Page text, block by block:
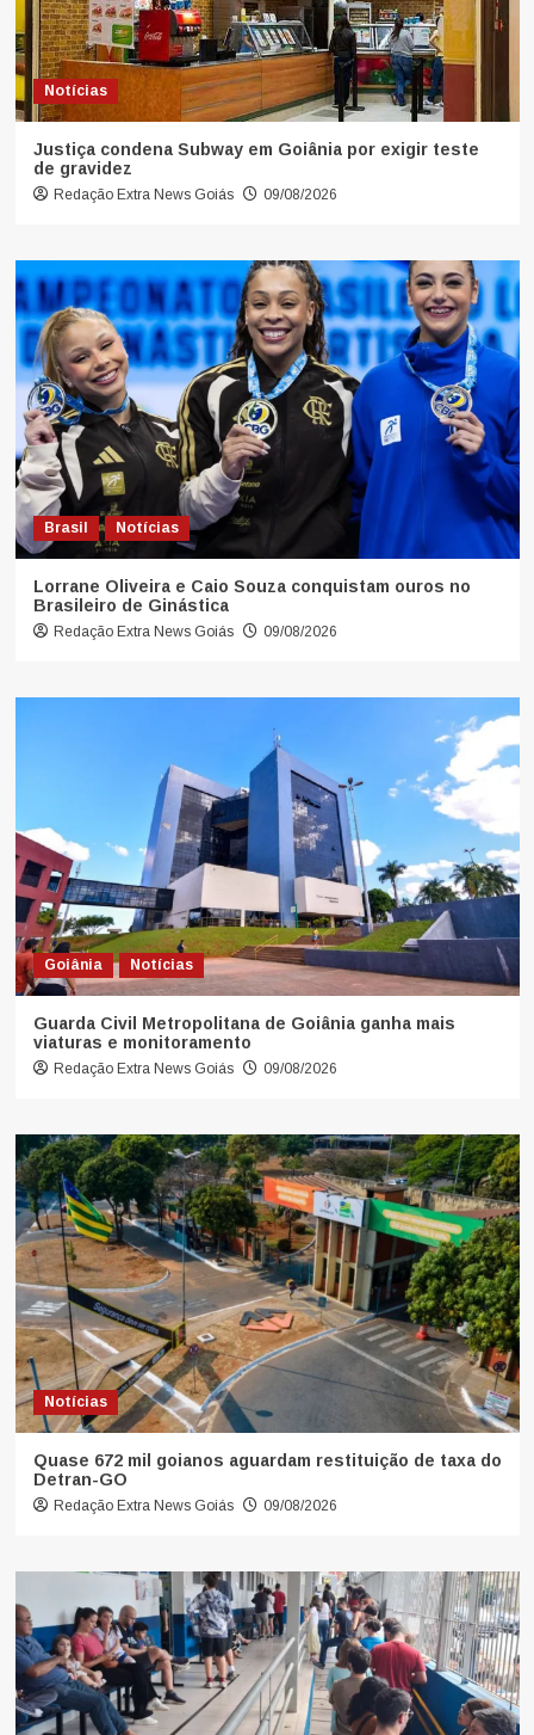
Notícias
Justiça condena Subway em Goiânia por exigir teste
de gravidez
Redação Extra News Goiás 09/08/2026
Brasil Notícias
Lorrane Oliveira e Caio Souza conquistam ouros no
Brasileiro de Ginástica
Redação Extra News Goiás 09/08/2026
Goiânia Notícias
Guarda Civil Metropolitana de Goiânia ganha mais
viaturas e monitoramento
Redação Extra News Goiás 09/08/2026
Notícias
Quase 672 mil goianos aguardam restituição de taxa do
Detran-GO
Redação Extra News Goiás 09/08/2026